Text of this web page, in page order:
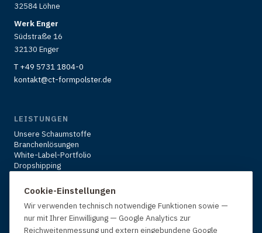
32584 Löhne
Werk Enger
Südstraße 16
32130 Enger
T +49 5731 1804-0
kontakt@ct-formpolster.de
LEISTUNGEN
Unsere Schaumstoffe
Branchenlösungen
White-Label-Portfolio
Dropshipping
Über uns
Kontakt & Anfrage
Cookie-Einstellungen
Wir verwenden technisch notwendige Funktionen sowie —
nur mit Ihrer Einwilligung — Google Analytics zur
Reichweitenmessung und extern eingebundene Google